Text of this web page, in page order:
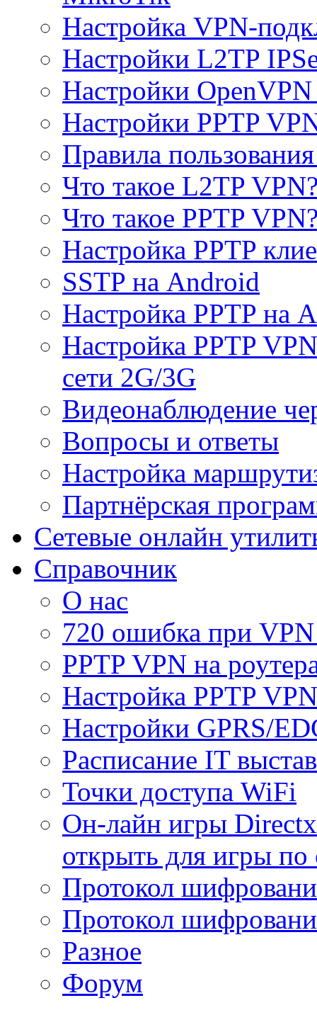
Настройка VPN-
Настройки L2TP
Настройки
Настройки PPTP
Правила
Что такое L2TP
Что такое PPTP
Настройка PPTP
SSTP на Android
Настройка PPTP на
Настройка PPTP
сети 2G/3G
Видеонаблюдение
Вопросы и ответы
Настройка
Партнёрская
Сетевые онлайн
Справочник
О нас
720 ошибка при
PPTP VPN на
Настройка PPTP
Настройки GPRS/
Расписание IT
Точки доступа WiFi
Он-лайн игры
открыть для игры по
Протокол
Протокол
Разное
Форум